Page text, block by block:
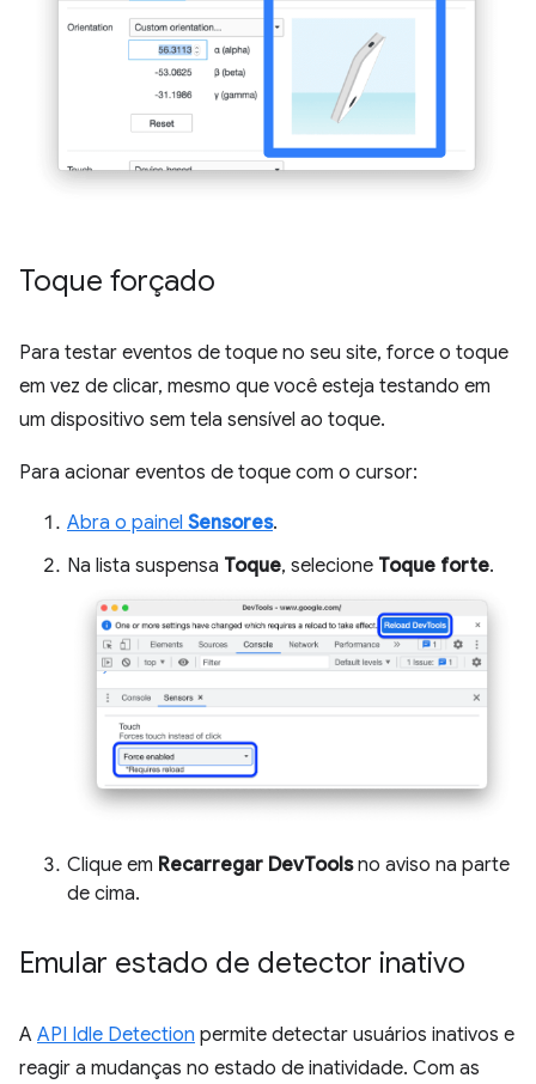
Toque forçado
Para testar eventos de toque no seu site, force o toque
em vez de clicar, mesmo que você esteja testando em
um dispositivo sem tela sensível ao toque.
Para acionar eventos de toque com o cursor:
Abra o painel Sensores.
Na lista suspensa Toque, selecione Toque forte.
Clique em Recarregar DevToolsno aviso na parte
de cima.
Emular estado de detector inativo
A API Idle Detection permite detectar usuários inativos e
reagir a mudanças no estado de inatividade. Com as